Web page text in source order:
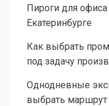
Пироги для
Екатеринбурге
Как выбрать
под задачу
Однодневные
выбрать